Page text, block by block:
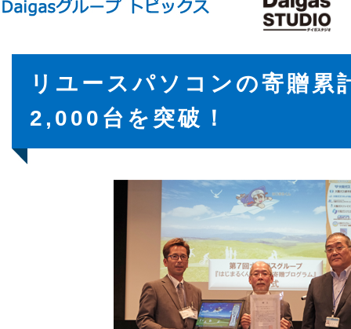
リユースパソコンの寄贈累
2,000台を突破！